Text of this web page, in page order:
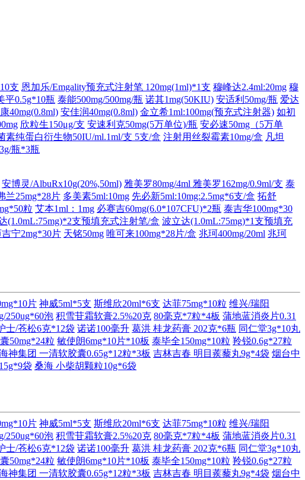
支 恩加乐/Emgality预充式注射笔 120mg(1ml)*1支 穆峰达2.4ml:20mg 穆
平0.5g*10瓶 泰能500mg/500mg/瓶 诺其1mg(50KIU) 安适利50mg/瓶 爱达
40mg(0.8ml) 安佳润40mg(0.8ml) 金立希1ml:100mg(预充式注射器) 如初
欣粒生150μg/支 安速利克50mg(5万单位)/瓶 安必速50mg（5万单
素纯蛋白衍生物50IU/ml.1ml/支 5支/盒 注射用丝裂霉素10mg/盒 凡坦
瓶*3瓶
安博灵/AlbuRx10g(20%,50ml) 雅美罗80mg/4ml 雅美罗162mg/0.9ml/支 泰
兰25mg*28片 多美素5ml:10mg 先必新5ml:10mg:2.5mg*6支/盒 拓舒
粒 艾本1ml：1mg 必赛吉60mg(6.0*107CFU)*2瓶 泰吉华100mg*30
(1.0mL:75mg)*2支预填充式注射笔/盒 波立达(1.0mL:75mg)*1支预填充
宁2mg*30片 天铭50mg 唯可来100mg*28片/盒 兆珂400mg/20ml 兆珂
片 神威5ml*5支 斯维欣20ml*6支 达菲75mg*10粒 维兴/瑞阳
250ug*60泡 积雪苷霜软膏2.5%20克 80毫克*7粒*4板 蒲地蓝消炎片0.31
士/苍松6克*12袋 诺诺100毫升 葛洪 桂龙药膏 202克*6瓶 同仁堂3g*10丸
50mg*24粒 敏使朗6mg*10片*10板 泰毕全150mg*10粒 羚锐0.6g*27粒
神集团 一清软胶囊0.65g*12粒*3板 吉林吉春 明目蒺藜丸9g*4袋 烟台中
袋 桑海 小柴胡颗粒10g*6袋
片 神威5ml*5支 斯维欣20ml*6支 达菲75mg*10粒 维兴/瑞阳
250ug*60泡 积雪苷霜软膏2.5%20克 80毫克*7粒*4板 蒲地蓝消炎片0.31
士/苍松6克*12袋 诺诺100毫升 葛洪 桂龙药膏 202克*6瓶 同仁堂3g*10丸
50mg*24粒 敏使朗6mg*10片*10板 泰毕全150mg*10粒 羚锐0.6g*27粒
神集团 一清软胶囊0.65g*12粒*3板 吉林吉春 明目蒺藜丸9g*4袋 烟台中